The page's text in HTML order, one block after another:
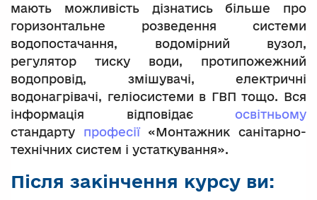
мають можливість дізнатись більше про
горизонтальне розведення системи
водопостачання, водомірний вузол,
регулятор тиску води, протипожежний
водопровід, змішувачі, електричні
водонагрівачі, геліосистеми в ГВП тощо. Вся
інформація відповідає освітньому
стандарту професії«Монтажник санітарно-
технічних систем і устаткування».
Після закінчення курсу ви: